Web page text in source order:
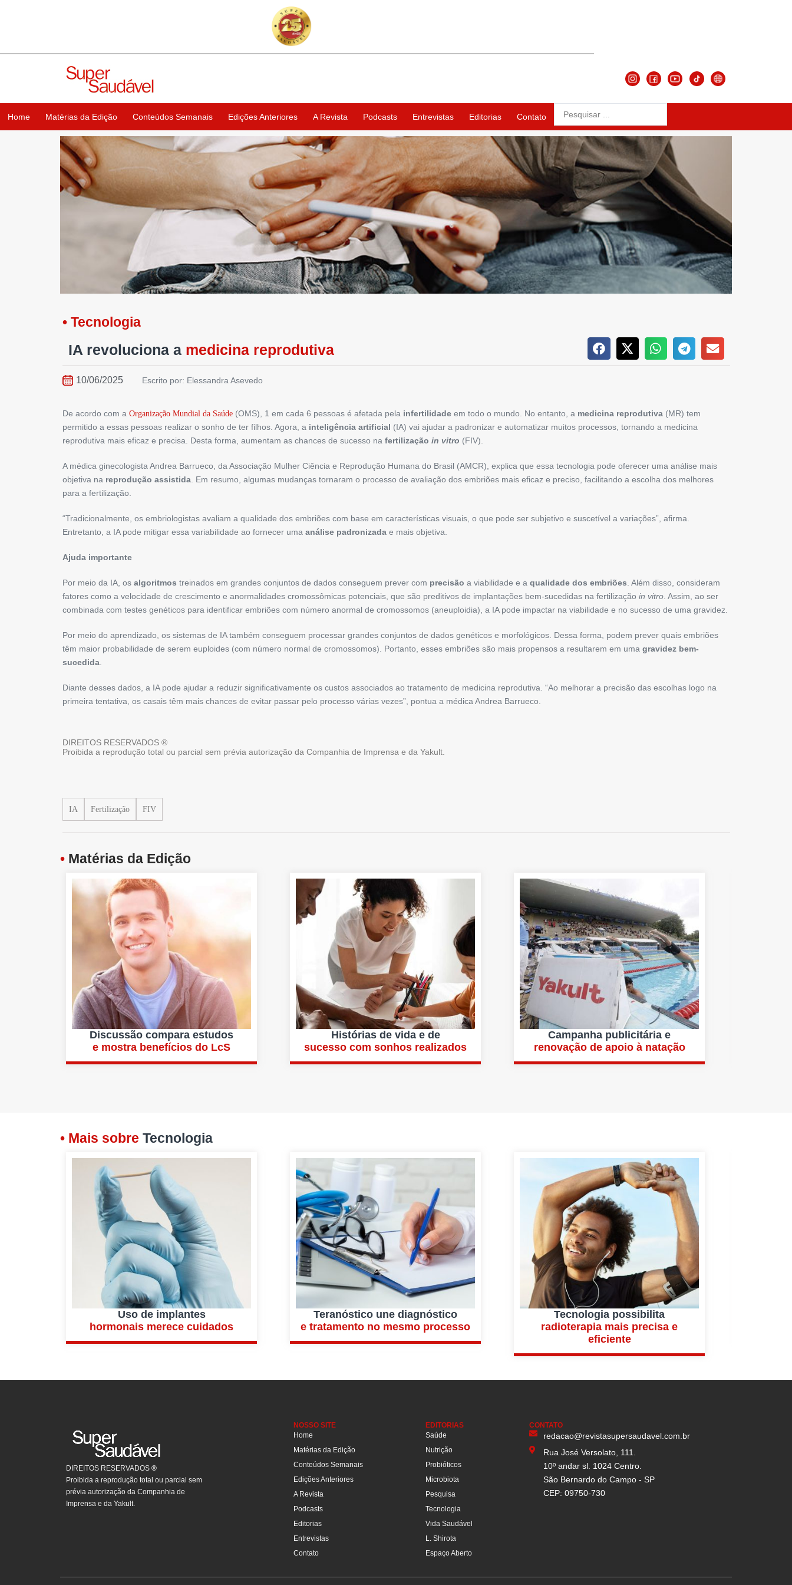
Home Matérias da Edição Conteúdos Semanais Edições Anteriores A Revista Podcasts Entrevistas Editorias Contato
• Tecnologia
IA revoluciona a medicina reprodutiva
10/06/2025 Escrito por: Elessandra Asevedo
De acordo com a Organização Mundial da Saúde(OMS), 1 em cada 6 pessoas é afetada pela infertilidadeem todo o mundo. No entanto, a medicina reprodutiva(MR) tem
permitido a essas pessoas realizar o sonho de ter filhos. Agora, a inteligência artificial (IA) vai ajudar a padronizar e automatizar muitos processos, tornando a medicina
reprodutiva mais eficaz e precisa. Desta forma, aumentam as chances de sucesso na fertilização in vitro (FIV).
A médica ginecologista Andrea Barrueco, da Associação Mulher Ciência e Reprodução Humana do Brasil (AMCR), explica que essa tecnologia pode oferecer uma análise mais
objetiva na reprodução assistida. Em resumo, algumas mudanças tornaram o processo de avaliação dos embriões mais eficaz e preciso, facilitando a escolha dos melhores
para a fertilização.
“Tradicionalmente, os embriologistas avaliam a qualidade dos embriões com base em características visuais, o que pode ser subjetivo e suscetível a variações”, afirma.
Entretanto, a IA pode mitigar essa variabilidade ao fornecer uma análise padronizadae mais objetiva.
Ajuda importante
Por meio da IA, os algoritmos treinados em grandes conjuntos de dados conseguem prever com precisão a viabilidade e a qualidade dos embriões. Além disso, consideram
fatores como a velocidade de crescimento e anormalidades cromossômicas potenciais, que são preditivos de implantações bem-sucedidas na fertilização in vitro. Assim, ao ser
combinada com testes genéticos para identificar embriões com número anormal de cromossomos (aneuploidia), a IA pode impactar na viabilidade e no sucesso de uma gravidez.
Por meio do aprendizado, os sistemas de IA também conseguem processar grandes conjuntos de dados genéticos e morfológicos. Dessa forma, podem prever quais embriões
têm maior probabilidade de serem euploides (com número normal de cromossomos). Portanto, esses embriões são mais propensos a resultarem em uma gravidez bem-
sucedida.
Diante desses dados, a IA pode ajudar a reduzir significativamente os custos associados ao tratamento de medicina reprodutiva. “Ao melhorar a precisão das escolhas logo na
primeira tentativa, os casais têm mais chances de evitar passar pelo processo várias vezes”, pontua a médica Andrea Barrueco.
DIREITOS RESERVADOS ®
Proibida a reprodução total ou parcial sem prévia autorização da Companhia de Imprensa e da Yakult.
IA Fertilização FIV
• Matérias da Edição
Discussão compara estudos
e mostra benefícios do LcS
Histórias de vida e de
sucesso com sonhos realizados
Campanha publicitária e
renovação de apoio à natação
• Mais sobre Tecnologia
Uso de implantes
hormonais merece cuidados
Teranóstico une diagnóstico
e tratamento no mesmo processo
Tecnologia possibilita
radioterapia mais precisa e
eficiente
DIREITOS RESERVADOS ®
Proibida a reprodução total ou parcial sem
prévia autorização da Companhia de
Imprensa e da Yakult.
NOSSO SITE
Home
Matérias da Edição
Conteúdos Semanais
Edições Anteriores
A Revista
Podcasts
Editorias
Entrevistas
Contato
EDITORIAS
Saúde
Nutrição
Probióticos
Microbiota
Pesquisa
Tecnologia
Vida Saudável
L. Shirota
Espaço Aberto
CONTATO
redacao@revistasupersaudavel.com.br
Rua José Versolato, 111.
10º andar sl. 1024 Centro.
São Bernardo do Campo - SP
CEP: 09750-730